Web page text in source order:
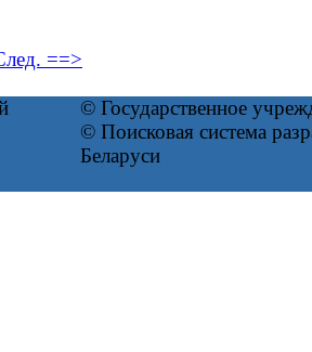
==>
© Государственное
© Поисковая система
Беларуси